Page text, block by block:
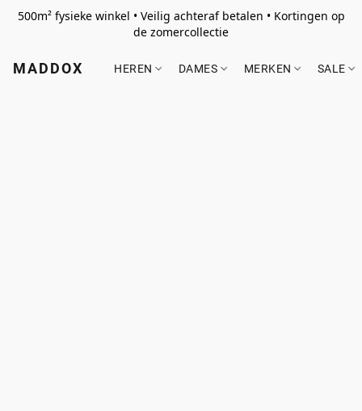
500m² fysieke winkel • Veilig achteraf betalen • Kortingen op
de zomercollectie
MADDOX HEREN DAMES MERKEN SALE